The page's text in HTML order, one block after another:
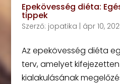
Epekövesség diéta:
tippek
Szerző: jopatika | ápr 10,
Az epekövesség diéta
terv, amelyet
kialakulásának